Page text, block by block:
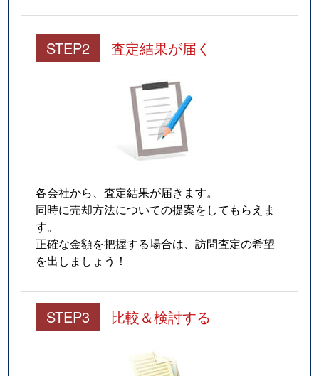
初音学区
1,100万円
烏丸御池
初音学区
1,700万円
1,200万円
4,500万円
2,300万円
富有学区
5,900万円
丸太町(京都市
富有学区
1,800万円
丸太町(京都市
本能学区
1,700万円
大宮(京都)
本能学区
3,500万円
3,900万円
STEP2 査定結果が届く
各会社から、査定結果が届きます。
同時に売却方法についての提案をしてもらえま
す。
正確な金額を把握する場合は、訪問査定の希望
を出しましょう！
STEP3 比較＆検討する